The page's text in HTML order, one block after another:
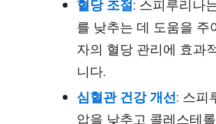
혈당 조절: 스피루리나
를 낮추는 데 도움을 주
자의 혈당 관리에 효과
니다.
심혈관 건강 개선: 스피
압을 낮추고 콜레스테